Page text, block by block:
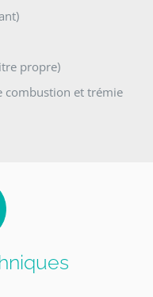
propre)
combustion et trémie